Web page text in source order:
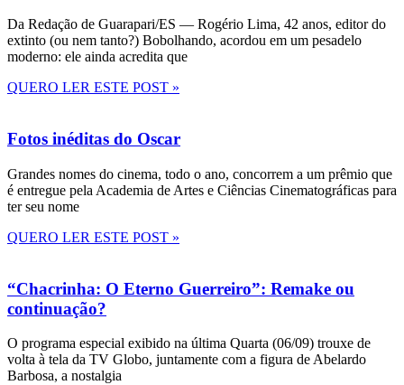
Da Redação de Guarapari/ES — Rogério Lima, 42 anos, editor do
extinto (ou nem tanto?) Bobolhando, acordou em um pesadelo
moderno: ele ainda acredita que
QUERO LER ESTE POST »
Fotos inéditas do Oscar
Grandes nomes do cinema, todo o ano, concorrem a um prêmio que
é entregue pela Academia de Artes e Ciências Cinematográficas para
ter seu nome
QUERO LER ESTE POST »
“Chacrinha: O Eterno Guerreiro”: Remake ou
continuação?
O programa especial exibido na última Quarta (06/09) trouxe de
volta à tela da TV Globo, juntamente com a figura de Abelardo
Barbosa, a nostalgia